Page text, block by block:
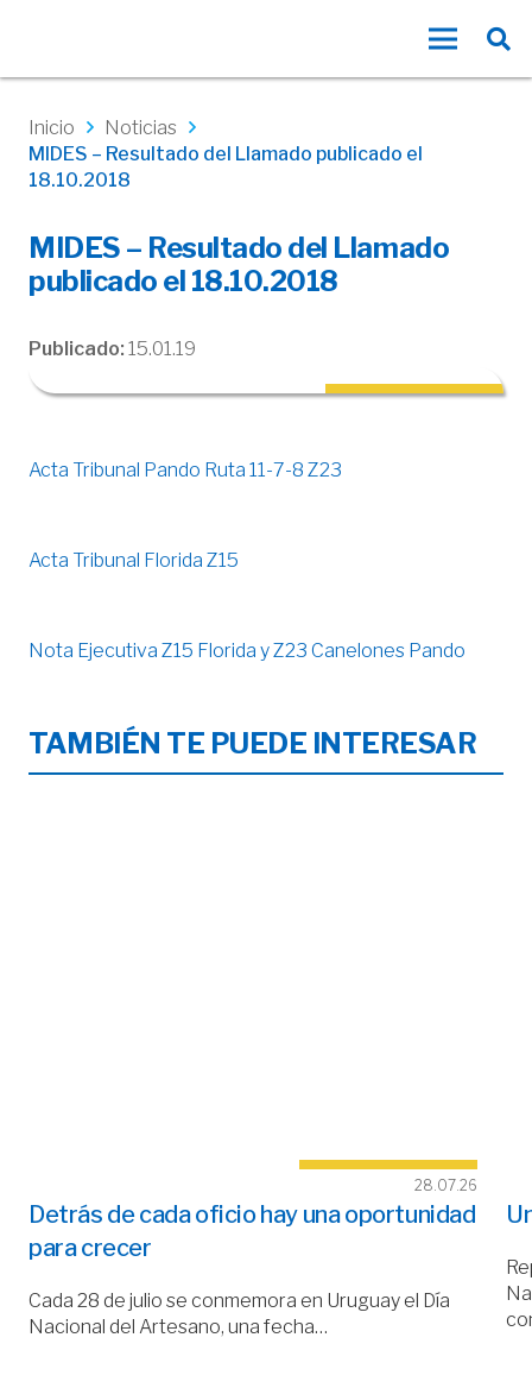
Inicio
Noticias
MIDES – Resultado del Llamado publicado el
18.10.2018
MIDES – Resultado del Llamado
publicado el 18.10.2018
Publicado: 15.01.19
Acta Tribunal Pando Ruta 11-7-8 Z23
Acta Tribunal Florida Z15
Nota Ejecutiva Z15 Florida y Z23 Canelones Pando
TAMBIÉN TE PUEDE INTERESAR
28.07.26
Detrás de cada oficio hay una oportunidad
para crecer
Cada 28 de julio se conmemora en Uruguay el Día
Nacional del Artesano, una fecha…